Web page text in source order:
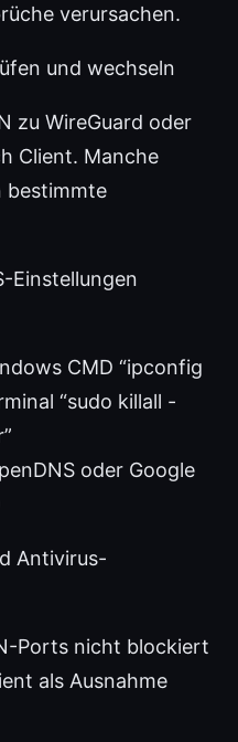
verursachen.
und wechseln
zu WireGuard oder
Client. Manche
bestimmte
Einstellungen
CMD “ipconfig
“sudo killall -
oder Google
Antivirus-
Ports nicht blockiert
als Ausnahme